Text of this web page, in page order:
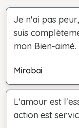
Je n'ai pas
suis
mon Bien-aimé.
Mirabai
L'amour est
action est